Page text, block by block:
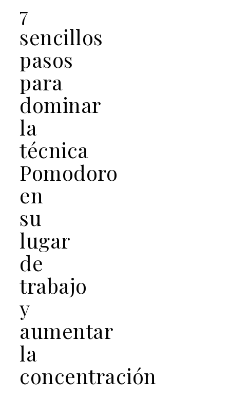
7
sencillos
pasos
para
dominar
la
técnica
Pomodoro
en
su
lugar
de
trabajo
y
aumentar
la
concentración